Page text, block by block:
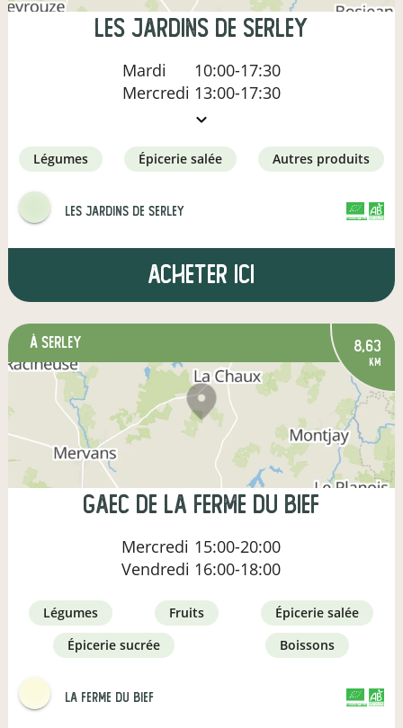
Les Jardins de Serley
Mardi
10:00-17:30
Mercredi 13:00-17:30
légumes épicerie salée autres produits
Les Jardins de Serley CERTIFIÉ PAR FR-BIO-01
AGRICULTURE FRANCE
Acheter ici
à Serley 8,63
km
gaec de la ferme du bief
Mercredi 15:00-20:00
Vendredi 16:00-18:00
légumes fruits
épicerie salée
épicerie sucrée
boissons
La Ferme du Bief